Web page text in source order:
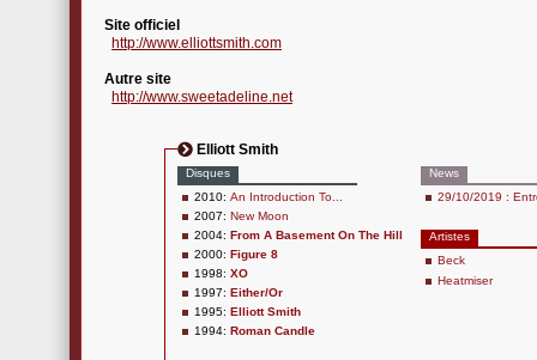
Site officiel
http://www.elliottsmith.com
Autre site
http://www.sweetadeline.net
Elliott Smith
Disques
2010: An Introduction To...
2007: New Moon
2004: From A Basement On The Hill
2000: Figure 8
1998: XO
1997: Either/Or
1995: Elliott Smith
1994: Roman Candle
News
29/10/2019 :
Artistes
Beck
Heatmiser